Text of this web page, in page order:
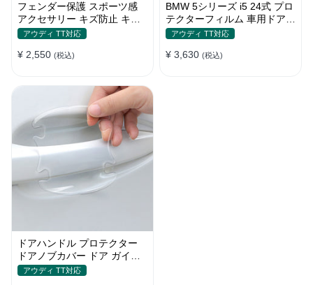
フェンダー保護 スポーツ感
アクセサリー キズ防止 キズ
隠し プロテクションステッカ
アウディ TT対応
¥ 2,550 (税込)
BMW 5シリーズ i5 24式 プロ
テクターフィルム 車用ドアフ
ィルム 車包装フィルム チッ
アウディ TT対応
¥ 3,630 (税込)
ドアハンドル プロテクター
ドアノブカバー ドア ガイド
傷防止透明シール カバー ス
アウディ TT対応